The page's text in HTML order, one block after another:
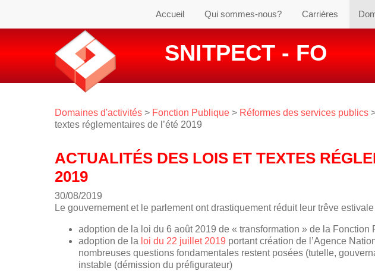
Accueil Qui sommes-nous? Carrières
SNITPECT - FO
Domaines d'activités > Fonction Publique > Réformes des services publics
textes réglementaires de l’été 2019
ACTUALITÉS DES LOIS ET TEXTES
2019
30/08/2019
Le gouvernement et le parlement ont drastiquement réduit leur trêve estivale
adoption de la loi du 6 août 2019 de « transformation » de la Fonction
adoption de la loi du 22 juillet 2019 portant création de l’Agence
nombreuses questions fondamentales restent posées (tutelle,
instable (démission du préfigurateur)